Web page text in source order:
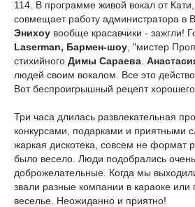
114. В программе живой вокал от
совмещает работу администратора в
Энихоу вообще красавчики - зажгли!
Laserman, Бармен-шоу , "мистер
стихийного Димы Сараева
людей своим вокалом. Все это
Вот беспроигрышный рецепт
Три часа длилась развлекательная
конкурсами, подарками и приятными
жаркая дискотека, совсем не формат
было весело. Люди подобрались
доброжелательные. Когда мы
звали разные компании в караоке или
веселье. Неожиданно и приятно!